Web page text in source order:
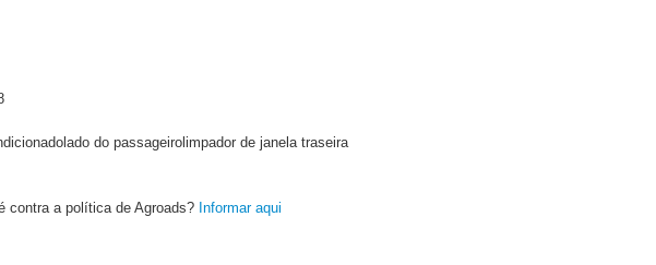
do passageirolimpador de janela traseira
contra a política de Agroads? Informar aqui